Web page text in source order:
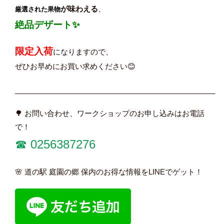
厳選された果物が味わえる
絶品デザート✨
限定入荷になりますので、
ぜひお早めにお買い求めください😊
🌳 お問い合わせ、ワークショップのお申し込みはお電話
で！
☎︎ 0256387276
🌸 道の駅 庭園の郷 保内のお得な情報をLINEでゲット！